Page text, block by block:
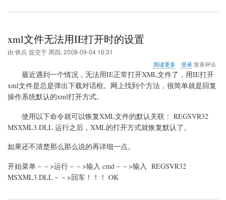
xml文件无法用IE打开时的设置
由 铁兵提交于 周四, 2008-09-04 16:31
阅读更多
于
xml
文
法
用
IE
的
登录发表评论
最近遇到一个情况，无法用IE正常打开XML文件了，用IE打开
xml文件是总是弹出下载对话框。网上找到个方法，很简单就是回复
操作系统默认的xml打开方式。
使用以下命令就可以恢复XML文件的默认关联： REGSVR32
MSXML3.DLL 运行之后，XML的打开方式就恢复默认了。
如果还不清楚那么那么说的再详细一点。
开始菜单－－>运行－－>输入 cmd－－>输入 REGSVR32
MSXML3.DLL－－>回车！！！ OK